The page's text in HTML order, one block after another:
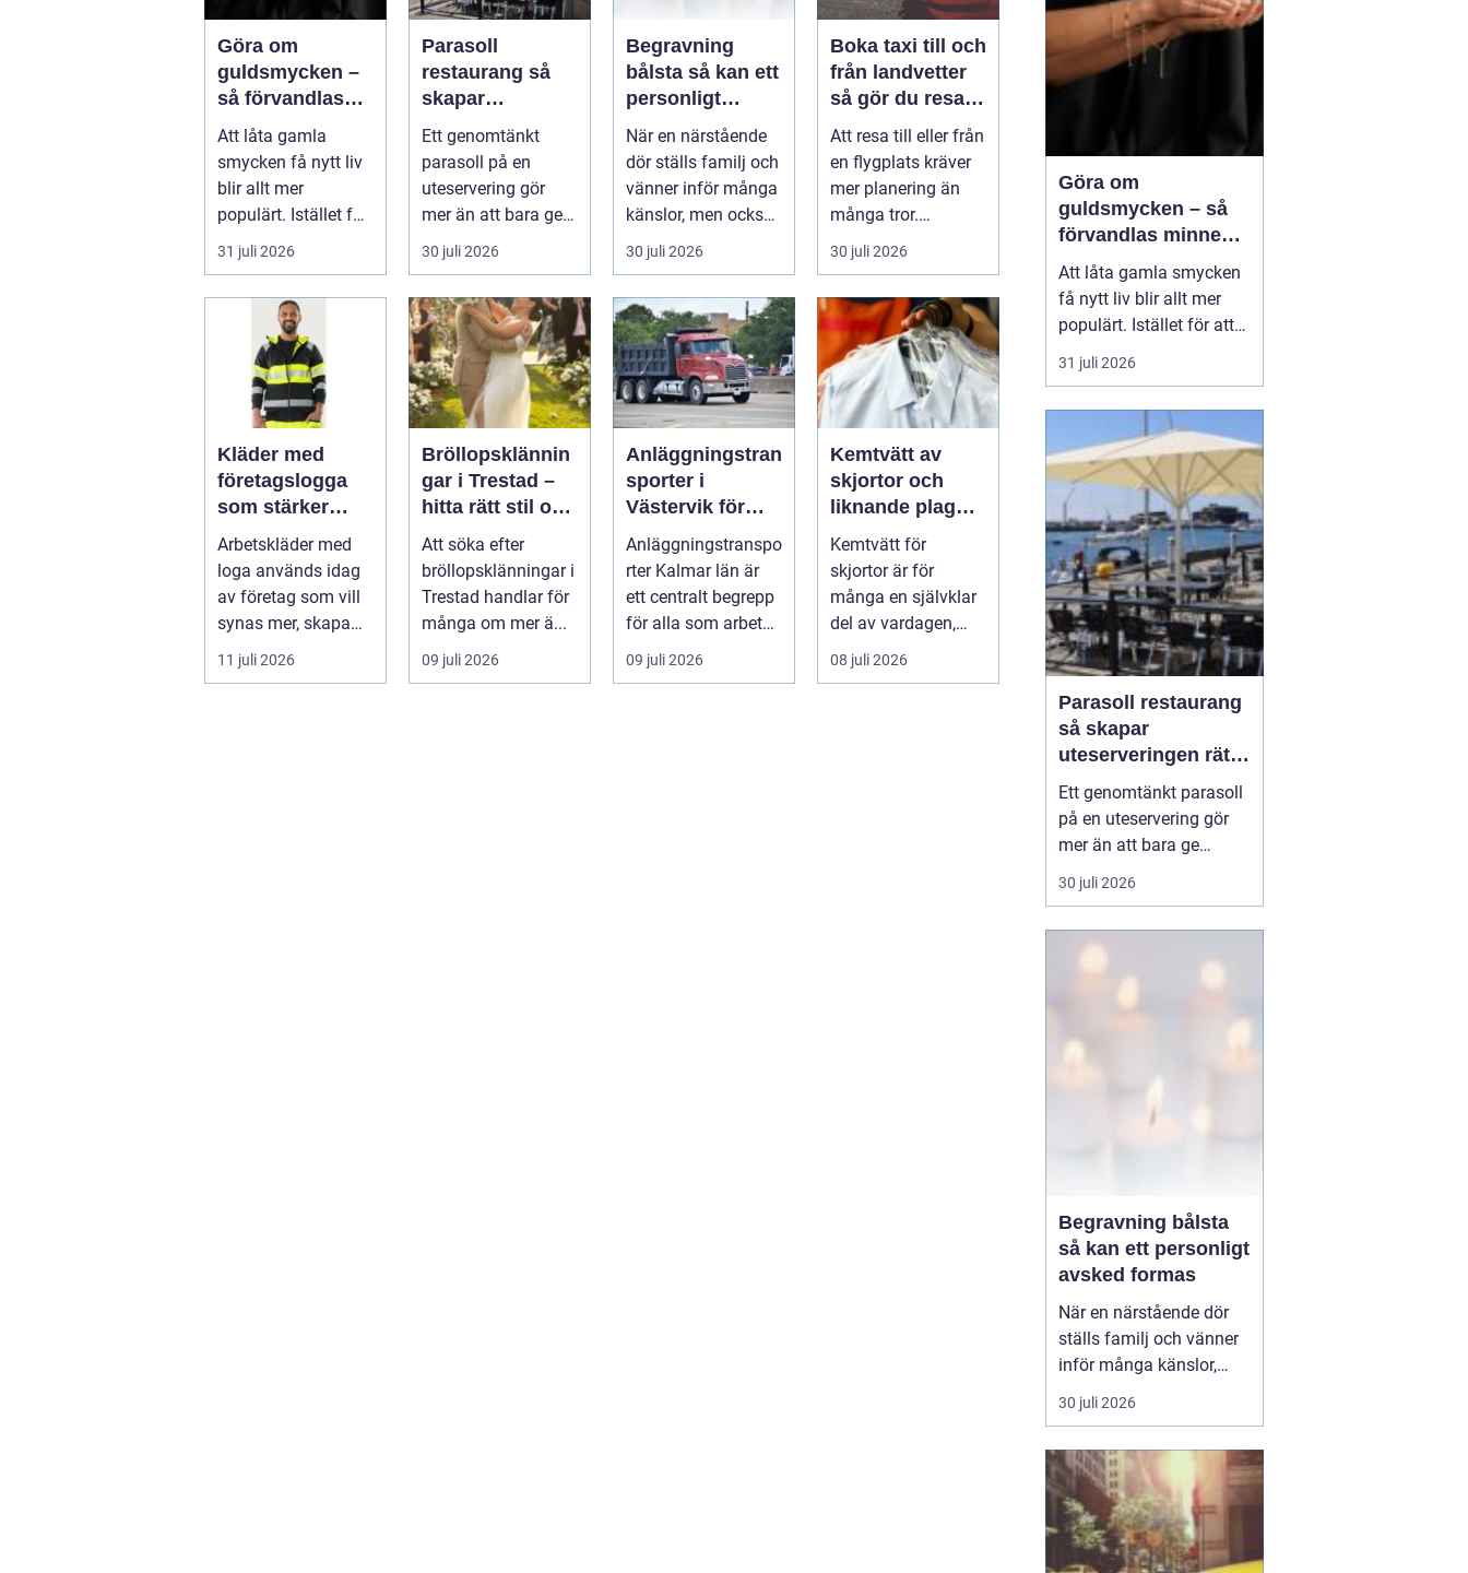
Göra om
guldsmycken –
så förvandlas
minnen till nya
favoriter
Att låta gamla
smycken få nytt liv
blir allt mer
populärt. Istället för
a...
31 juli 2026
Parasoll
restaurang så
skapar
uteserveringen
rätt känsla året
runt
Ett genomtänkt
parasoll på en
uteservering gör
mer än att bara ge
skugga. Det
påverkar hur länge
gäs...
30 juli 2026
Begravning
bålsta så kan ett
personligt
avsked formas
När en närstående
dör ställs familj och
vänner inför många
känslor, men också
praktiska beslut. En
b...
30 juli 2026
Boka taxi till och
från landvetter
så gör du resan
trygg och
smidig
Att resa till eller från
en flygplats kräver
mer planering än
många tror.
Flygtider, packning,
säker...
30 juli 2026
Kläder med
företagslogga
som stärker
varumärket
varje dag
Arbetskläder med
loga används idag
av företag som vill
synas mer, skapa
stolthet inte...
11 juli 2026
Bröllopsklännin
gar i Trestad –
hitta rätt stil och
passform inför
den stora dagen
Att söka efter
bröllopsklänningar i
Trestad handlar för
många om mer ä...
09 juli 2026
Anläggningstran
sporter i
Västervik för
effektiva
byggprojekt
Anläggningstranspo
rter Kalmar län är
ett centralt begrepp
för alla som arbetar
m...
09 juli 2026
Kemtvätt av
skjortor och
liknande plagg:
Så fungerar
professionell
klädvård i
praktiken
Kemtvätt för
skjortor är för
många en självklar
del av vardagen,
men ...
08 juli 2026
mottagaren befinner sig
på konto...
Göra om
guldsmycken – så
förvandlas minnen
till nya favoriter
Att låta gamla smycken
få nytt liv blir allt mer
populärt. Istället för att
låta arvegods ligga i en
låda kan de formas om
passar stilen i dag och
bär med sig historien.
N&au...
31 juli 2026
Parasoll restaurang
så skapar
uteserveringen rätt
känsla året runt
Ett genomtänkt parasoll
på en uteservering gör
mer än att bara ge
skugga. Det påverkar hur
länge gästerna stannar,
och om de väljer att
komma tillbaka. När
kraven på komfort,
30 juli 2026
Begravning bålsta
så kan ett personligt
avsked formas
När en närstående dör
ställs familj och vänner
inför många känslor,
men också praktiska
beslut.
ceremoni i någon av
Håbo församlings kyrkor
eller ka...
30 juli 2026